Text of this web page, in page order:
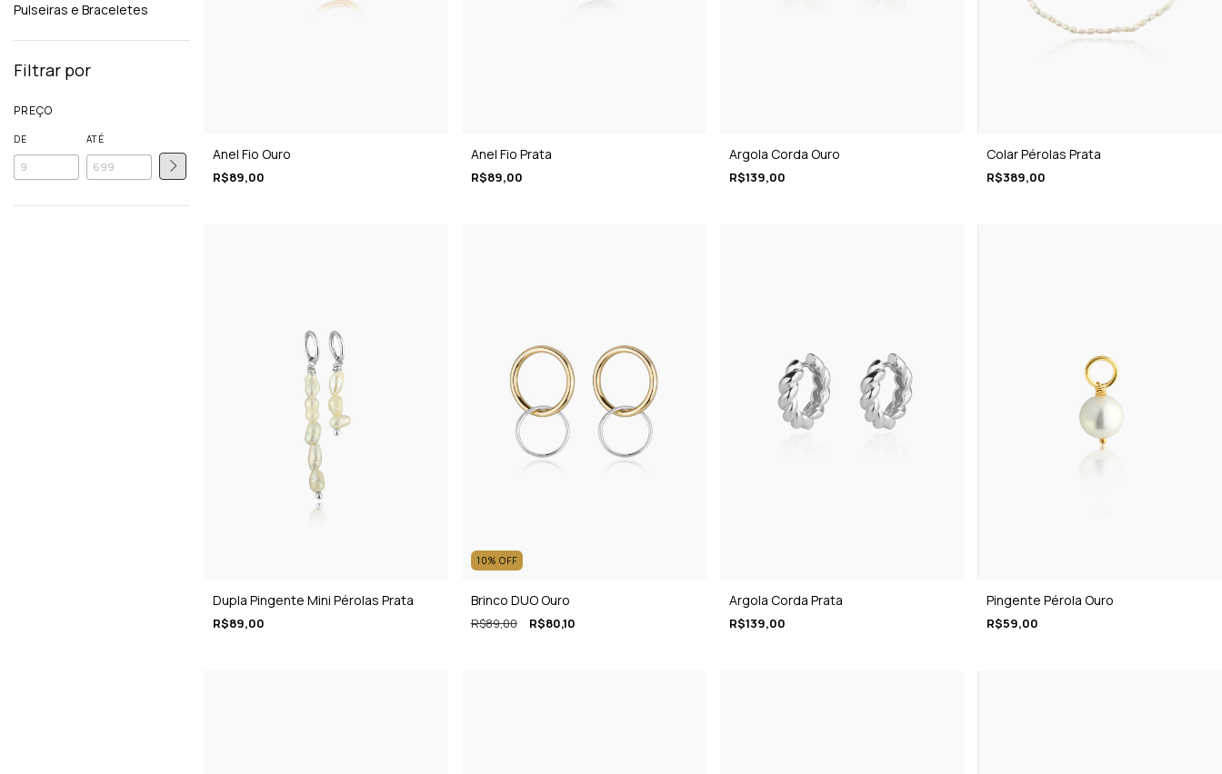
Pulseiras e Braceletes
Filtrar por
PREÇO
DE ATÉ
Anel Fio Ouro
R$89,00
Anel Fio Prata
R$89,00
Argola Corda Ouro
R$139,00
Colar Pérolas Prata
R$389,00
Dupla Pingente Mini Pérolas Prata
R$89,00
10% OFF
Brinco DUO Ouro
R$89,00 R$80,10
Argola Corda Prata
R$139,00
Pingente Pérola Ouro
R$59,00